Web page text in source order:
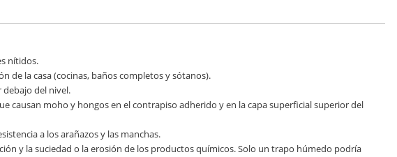
nítidos.
de la casa (cocinas, baños completos y sótanos).
debajo del nivel.
causan moho y hongos en el contrapiso adherido y en la capa superficial superior del
a los arañazos y las manchas.
y la suciedad o la erosión de los productos químicos. Solo un trapo húmedo podría